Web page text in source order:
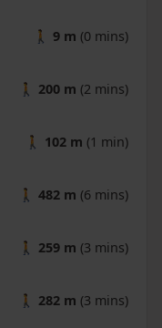
🚶 9 m (0 mins)
🚶 200 m (2 mins)
🚶 102 m (1 min)
🚶 482 m (6 mins)
🚶 259 m (3 mins)
🚶 282 m (3 mins)